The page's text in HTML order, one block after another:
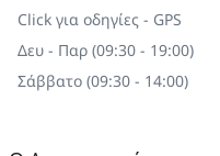
Click για οδηγίες - GPS
Δευ - Παρ (09:30 - 19:00)
Σάββατο (09:30 - 14:00)